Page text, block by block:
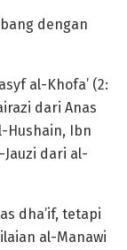
dengan
al-Khofa’ (2:
dari Anas
Hushain, Ibn
Jauzi dari al-
dha’if, tetapi
al-Manawi